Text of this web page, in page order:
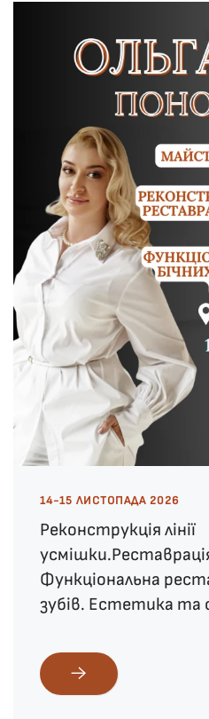
14-15 ЛИСТОПАДА 2026
Реконструкція лінії
Функціональна
зубів. Естетика та